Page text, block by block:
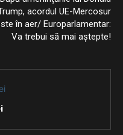
acordul UE-Mercosur
în aer/ Europarlamentar:
Va trebui să mai aștepte!